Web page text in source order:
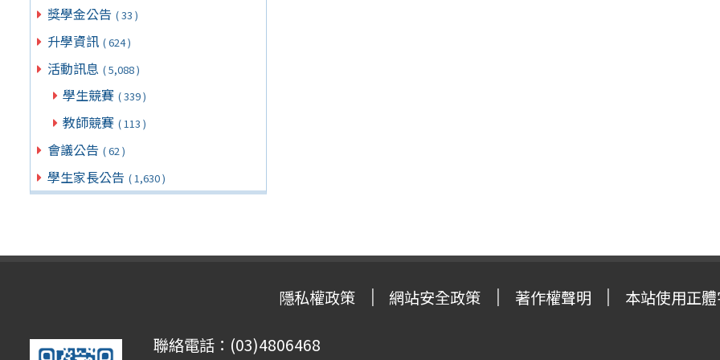
獎學金公告 ( 33 )
升學資訊 ( 624 )
活動訊息 ( 5,088 )
學生競賽 ( 339 )
教師競賽 ( 113 )
會議公告 ( 62 )
學生家長公告 ( 1,630 )
隱私權政策 網站安全政策 著作權聲明 本站使用正
聯絡電話：(03)4806468